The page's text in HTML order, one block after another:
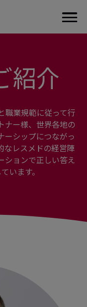
紹介
職業規範に従って行
ナー様、世界各地の
ーシップにつながっ
なレスメドの経営陣
ションで正しい答え
います。